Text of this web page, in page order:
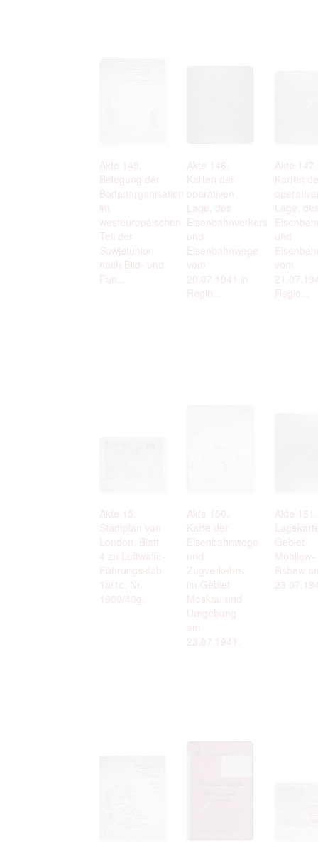
Akte 145.
Belegung der
Bodenorganisation
im
westeuropäischen
Teil der
Sowjetunion
nach Bild- und
Fun...
Akte 146.
Karten der
operativen
Lage, des
Eisenbahnverkers
und
Eisenbahnwege
vom
20.07.1941 in
Regio...
Akte 147.
Karten
Lage,
und
vom
Regio...
Akte 15.
Stadtplan von
London. Blatt
4 zu Luftwaffe-
Führungsstab
1a/1c. Nr.
1900/40g.
Akte 150.
Karte der
Eisenbahnwege
und
Zugverkehrs
im Gebiet
Moskau und
Umgebung
am
23.07.1941.
Akte 151.
Gebiet
Mohilew-
Rshew